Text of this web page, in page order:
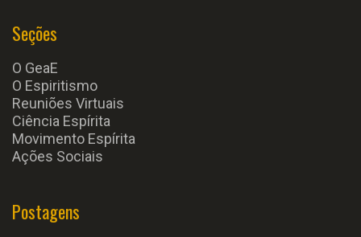
Seções
O GeaE
O Espiritismo
Reuniões Virtuais
Ciência Espírita
Movimento Espírita
Ações Sociais
Postagens